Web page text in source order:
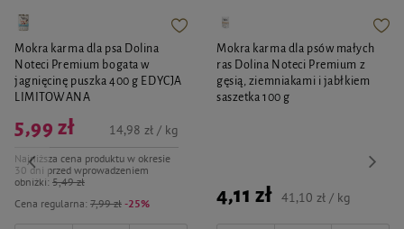
Mokra karma dla psa Dolina
Noteci Premium bogata w
jagnięcinę puszka 400 g EDYCJA
LIMITOWANA
Cena regularna: 7,99 zł -25%
5,99 zł
Najniższa cena produktu w okresie
30 dni przed wprowadzeniem
obniżki: 5,49 zł
14,98 zł / kg
Mokra karma dla psów małych
ras Dolina Noteci Premium z
gęsią, ziemniakami i jabłkiem
saszetka 100 g
4,11 zł 41,10 zł / kg